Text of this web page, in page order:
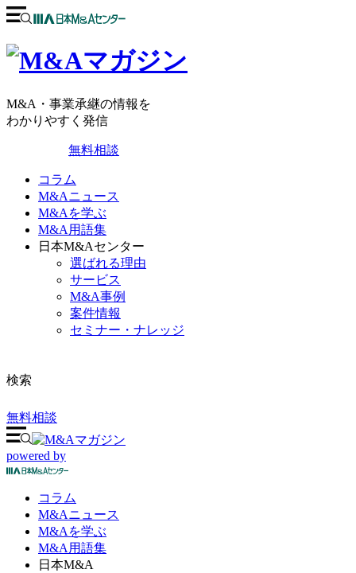
M&A・事業承継の情報を
わかりやすく発信
無料相談
コラム
M&Aニュース
M&Aを学ぶ
M&A用語集
日本M&Aセンター
選ばれる理由
サービス
M&A事例
案件情報
セミナー・ナレッジ
検索
無料相談
powered by
コラム
M&Aニュース
M&Aを学ぶ
M&A 用語集
日本M&A